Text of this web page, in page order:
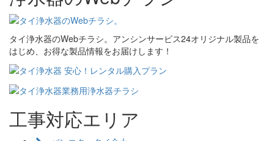
タイ浄水器のWebチラシ。アンシンサービス24オリジナル製品を
はじめ、お得な製品情報をお届けします！
工事対応エリア